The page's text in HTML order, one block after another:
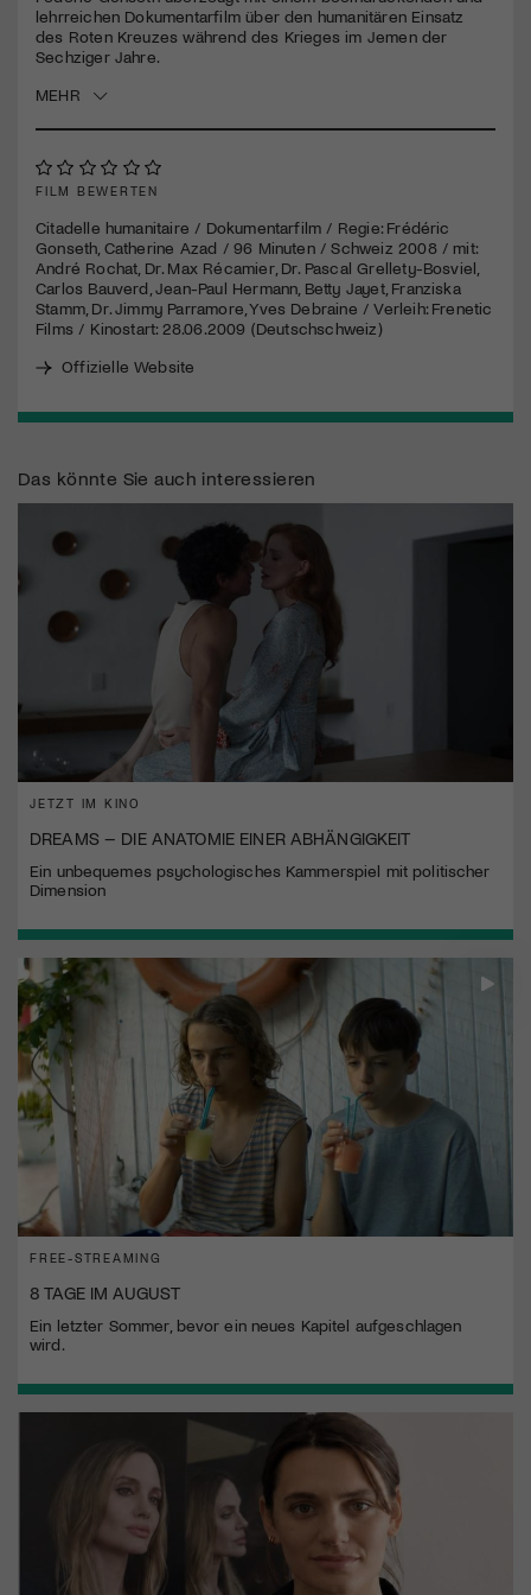
seconds
lehrreichen Dokumentarfilm über den humanitären Einsatz
des Roten Kreuzes während des Krieges im Jemen der
Sechziger Jahre.
MEHR
FILM BEWERTEN
Citadelle humanitaire / Dokumentarfilm / Regie: Frédéric
Gonseth, Catherine Azad / 96 Minuten / Schweiz 2008 / mit:
André Rochat, Dr. Max Récamier, Dr. Pascal Grellety-Bosviel,
Carlos Bauverd, Jean-Paul Hermann, Betty Jayet, Franziska
Stamm, Dr. Jimmy Parramore, Yves Debraine / Verleih: Frenetic
Films / Kinostart: 28.06.2009 (Deutschschweiz)
Offizielle Website
Das könnte Sie auch interessieren
JETZT IM KINO
DREAMS – DIE ANATOMIE EINER ABHÄNGIGKEIT
Ein unbequemes psychologisches Kammerspiel mit politischer
Dimension
FREE-STREAMING
8 TAGE IM AUGUST
Ein letzter Sommer, bevor ein neues Kapitel aufgeschlagen
wird.
Jetzt Mitglied werden